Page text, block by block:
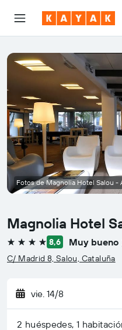
Magnolia Hotel
4 estrellas8,6 Muy bueno
C/ Madrid 8, Salou, Cataluña
vie. 14/8
2 huéspedes, 1
Fotos de Magnolia Hotel Salou -